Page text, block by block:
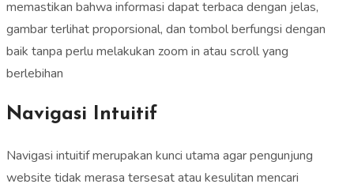
memastikan bahwa informasi dapat terbaca dengan jelas,
gambar terlihat proporsional, dan tombol berfungsi dengan
baik tanpa perlu melakukan zoom in atau scroll yang
berlebihan
Navigasi Intuitif
Navigasi intuitif merupakan kunci utama agar pengunjung
website tidak merasa tersesat atau kesulitan mencari